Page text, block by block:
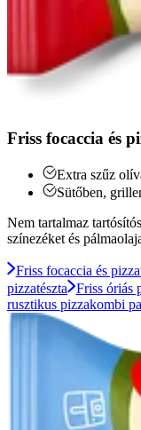
Friss focaccia és
Extra szűz
Sütőben,
Nem tartalmaz
színezéket és
Friss focaccia és
pizzatészta
Friss óriás
rusztikus pizzakombi